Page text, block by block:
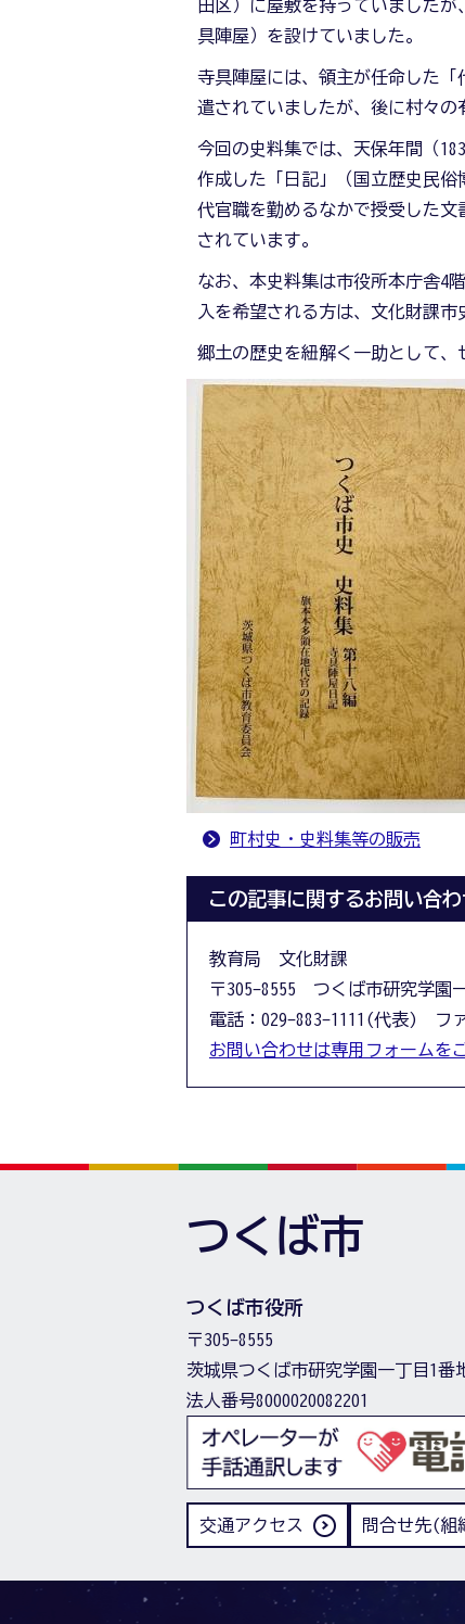
田区）に屋敷を持っていました
具陣屋）を設けていました。
寺具陣屋には、領主が任命した
遣されていましたが、後に村々の
今回の史料集では、天保年間（
作成した「日記」（国立歴史民
代官職を勤めるなかで授受した
されています。
なお、本史料集は市役所本庁舎4
入を希望される方は、文化財課市
郷土の歴史を紐解く一助として、
町村史・史料集等の販売
この記事に関するお問い合
教育局 文化財課
〒305-8555 つくば市研究学園
電話：029-883-1111(代表) フ
お問い合わせは専用フォームを
つくば市
つくば市役所
〒305-8555
茨城県つくば市研究学園一丁目1番
法人番号8000020082201
交通アクセス 問合せ先(組